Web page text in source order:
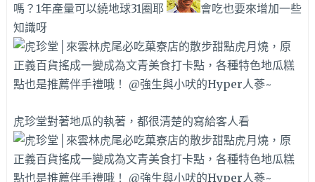
嗎？1年產量可以繞地球31圈耶
會吃也要來增加一些
知識呀
虎珍堂對著地瓜的執著，都很清楚的寫給客人看